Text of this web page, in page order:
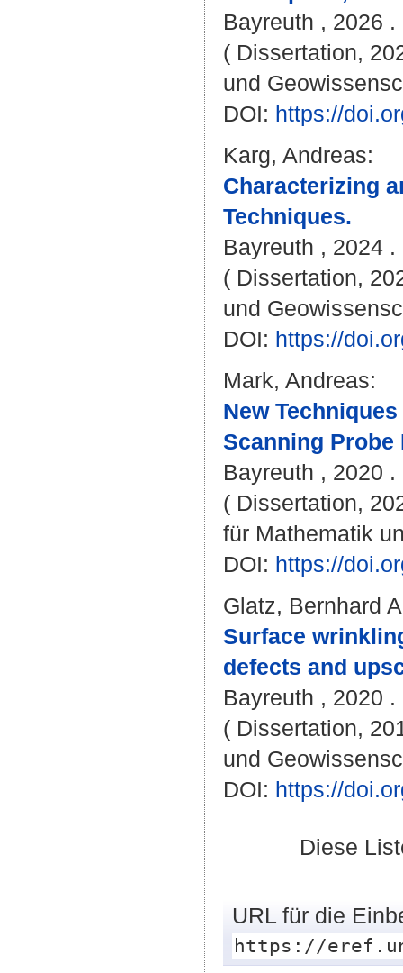
Bayreuth , 2026
( Dissertation,
und
DOI: https://
Karg, Andreas:
Characterizing
Techniques.
Bayreuth , 2024
( Dissertation,
und
DOI: https://
Mark, Andreas:
New
Scanning
Bayreuth , 2020
( Dissertation,
für Mathematik
DOI: https://
Glatz, Bernhard
Surface
defects and
Bayreuth , 2020
( Dissertation,
und
DOI: https://
Diese
URL für die
https://